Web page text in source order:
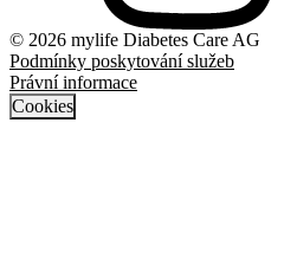
© 2026 mylife Diabetes Care AG
Podmínky poskytování služeb
Právní informace
Cookies